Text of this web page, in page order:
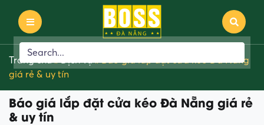
Trang chủ
Báo giá lắp đặt cửa kéo Đà Nẵng
giá rẻ & uy tín
Báo giá lắp đặt cửa kéo Đà Nẵng giá rẻ
& uy tín